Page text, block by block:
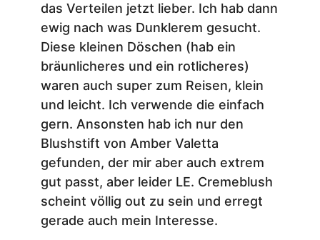
das Verteilen jetzt lieber. Ich hab dann
ewig nach was Dunklerem gesucht.
Diese kleinen Döschen (hab ein
bräunlicheres und ein rotlicheres)
waren auch super zum Reisen, klein
und leicht. Ich verwende die einfach
gern. Ansonsten hab ich nur den
Blushstift von Amber Valetta
gefunden, der mir aber auch extrem
gut passt, aber leider LE. Cremeblush
scheint völlig out zu sein und erregt
gerade auch mein Interesse.